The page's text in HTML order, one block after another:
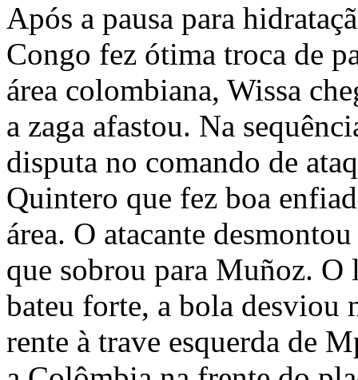
Após a pausa para
Congo fez ótima troca de
área colombiana, Wissa
a zaga afastou. Na
disputa no comando de
Quintero que fez boa
área. O atacante
que sobrou para Muñoz.
bateu forte, a bola desviou
rente à trave esquerda de